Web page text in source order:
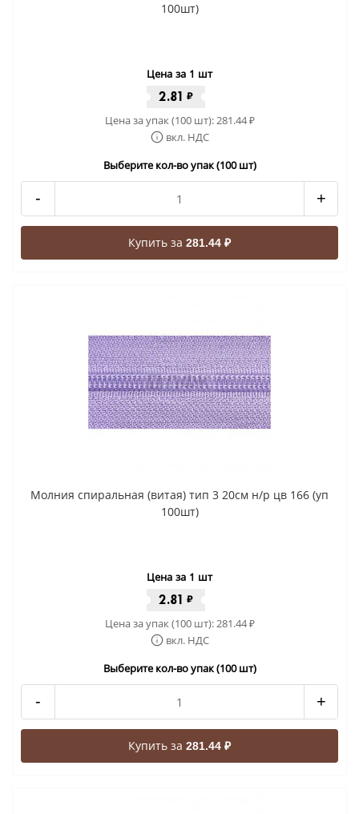
100шт)
Цена за 1 шт
2.81 ₽
Цена за упак (100 шт):281.44₽
вкл. НДС
Выберите кол-во упак (100 шт)
- +
Купить за 281.44 ₽
Молния спиральная (витая) тип 3 20см н/р цв 166 (уп
100шт)
Цена за 1 шт
2.81 ₽
Цена за упак (100 шт):281.44₽
вкл. НДС
Выберите кол-во упак (100 шт)
- +
Купить за 281.44 ₽